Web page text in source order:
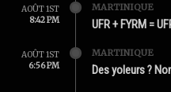
AOÛT 1ST
8:42 PM
MARTINIQUE
UFR + FYRM =
AOÛT 1ST
6:56 PM
MARTINIQUE
Des yoleurs ?